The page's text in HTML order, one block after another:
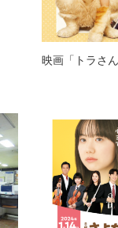
映画「トラさ